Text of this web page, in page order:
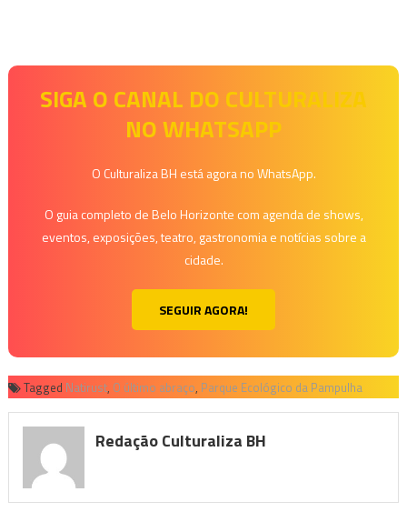
SIGA O CANAL DO CULTURALIZA
NO WHATSAPP
O Culturaliza BH está agora no WhatsApp.
O guia completo de Belo Horizonte com agenda de shows,
eventos, exposições, teatro, gastronomia e notícias sobre a
cidade.
SEGUIR AGORA!
Tagged Natirust, O último abraço, Parque Ecológico da Pampulha
Redação Culturaliza BH